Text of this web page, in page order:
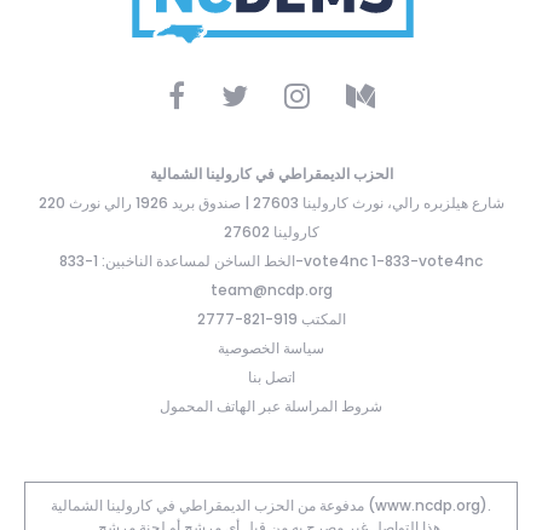
الحزب الديمقراطي في كارولينا الشمالية
220 شارع هيلزبره رالي، نورث كارولينا 27603 | صندوق بريد 1926 رالي نورث
كارولينا 27602
الخط الساخن لمساعدة الناخبين: 1-833-vote4nc 1-833-vote4nc
team@ncdp.org
المكتب 919-821-2777
سياسة الخصوصية
اتصل بنا
شروط المراسلة عبر الهاتف المحمول
مدفوعة من الحزب الديمقراطي في كارولينا الشمالية (www.ncdp.org).